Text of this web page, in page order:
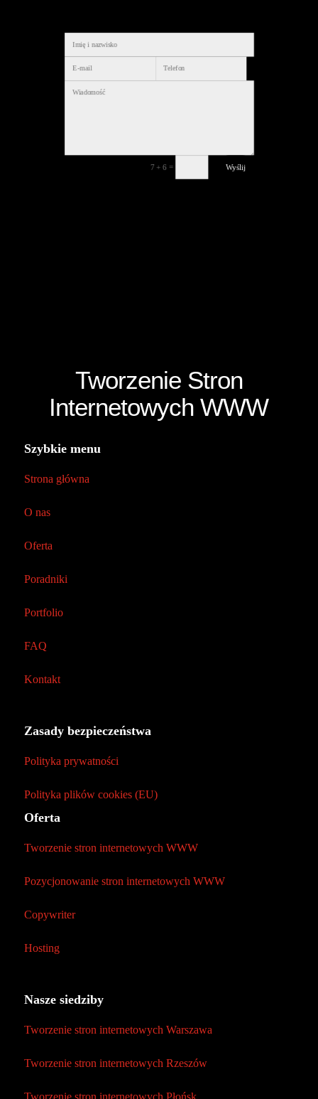
7 + 6= Wyślij
Tworzenie Stron
Internetowych WWW
Szybkie menu
Strona główna
O nas
Oferta
Poradniki
Portfolio
FAQ
Kontakt
Zasady bezpieczeństwa
Polityka prywatności
Polityka plików cookies (EU)
Oferta
Tworzenie stron internetowych WWW
Pozycjonowanie stron internetowych WWW
Copywriter
Hosting
Nasze siedziby
Tworzenie stron internetowych Warszawa
Tworzenie stron internetowych Rzeszów
Tworzenie stron internetowych Płońsk